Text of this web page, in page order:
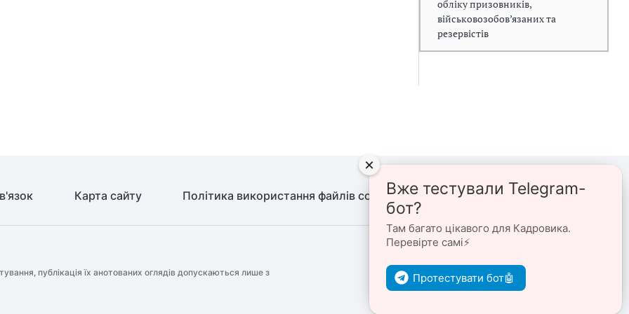
обліку призовників,
військовозобов’язаних та
резервістів
Карта сайту Політика використання файлів cookie Політика конфіденційності
публікація їх анотованих оглядів допускаються лише з
Вже тестували Telegram-
бот?
Там багато цікавого для Кадровика.
Перевірте самі⚡️
Протестувати бот🤖
×